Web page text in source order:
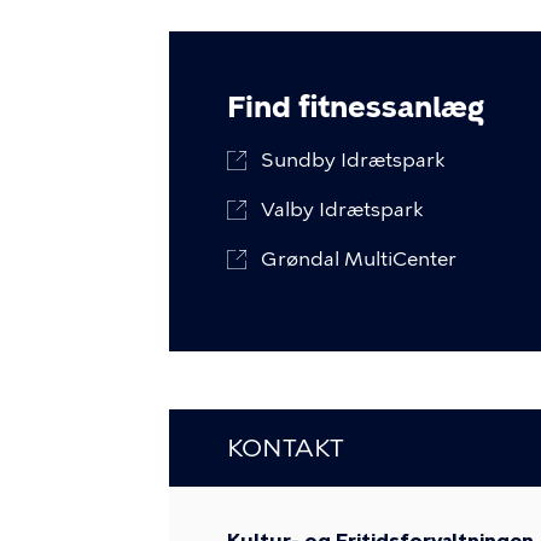
Find fitnessanlæg
Sundby Idrætspark
Valby Idrætspark
Grøndal MultiCenter
KONTAKT